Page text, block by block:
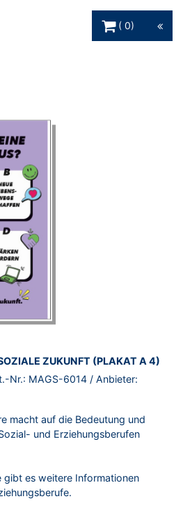
0
ZUKUNFT (PLAKAT A 4)
Nr.: MAGS-6014 / Anbieter:
macht auf die Bedeutung und
und Erziehungsberufen
gibt es weitere Informationen